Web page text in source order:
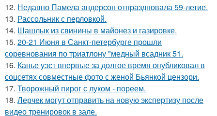
12. Недавно Памела андерсон отпраздновала 59-летие.
13. Рассольник с перловкой.
14. Шашлык из свинины в майонез и газировке.
15. 20-21 Июня в Санкт-петербурге прошли
соревнования по триатлону "медный всадник 51.
16. Канье уэст впервые за долгое время опубликовал в
соцсетях совместные фото с женой Бьянкой цензори.
17. Творожный пирог с луком - пореем.
18. Лерчек могут отправить на новую экспертизу после
видео тренировок в зале.